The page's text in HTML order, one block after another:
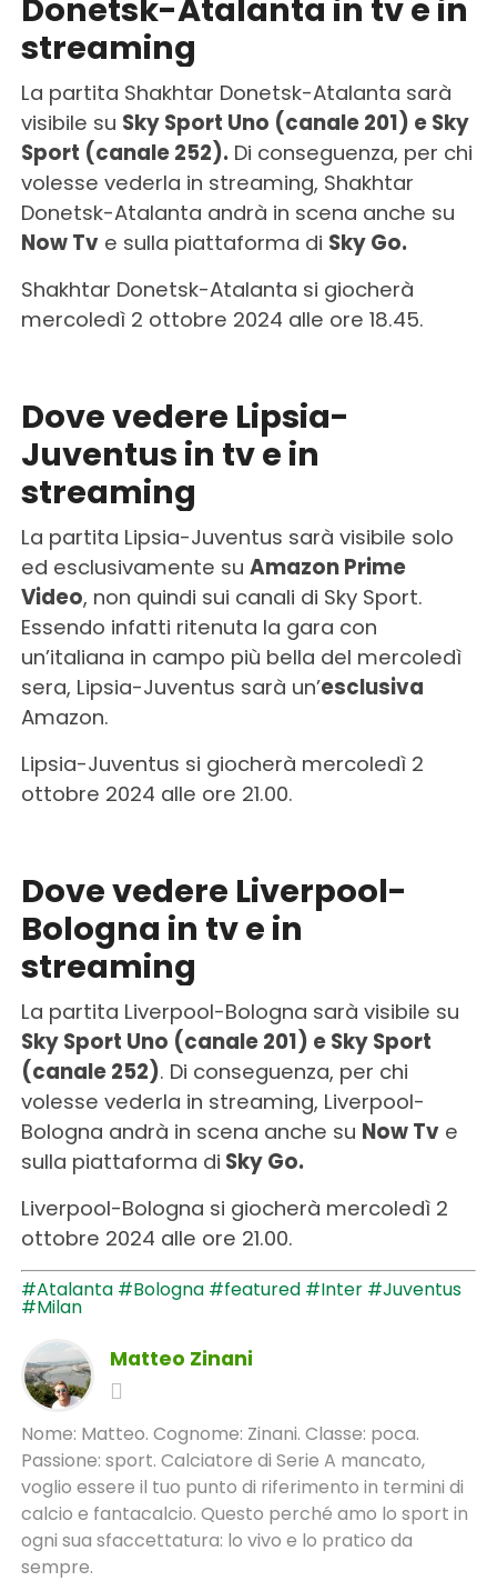
Donetsk-Atalanta in tv e in
streaming
La partita Shakhtar Donetsk-Atalanta sarà
visibile su Sky Sport Uno (canale 201) e Sky
Sport (canale 252). Di conseguenza, per chi
volesse vederla in streaming, Shakhtar
Donetsk-Atalanta andrà in scena anche su
Now Tve sulla piattaforma di Sky Go.
Shakhtar Donetsk-Atalanta si giocherà
mercoledì 2 ottobre 2024 alle ore 18.45.
Dove vedere Lipsia-
Juventus in tv e in
streaming
La partita Lipsia-Juventus sarà visibile solo
ed esclusivamente su Amazon Prime
Video, non quindi sui canali di Sky Sport.
Essendo infatti ritenuta la gara con
un’italiana in campo più bella del mercoledì
sera, Lipsia-Juventus sarà un’esclusiva
Amazon.
Lipsia-Juventus si giocherà mercoledì 2
ottobre 2024 alle ore 21.00.
Dove vedere Liverpool-
Bologna in tv e in
streaming
La partita Liverpool-Bologna sarà visibile su
Sky Sport Uno (canale 201) e Sky Sport
(canale 252). Di conseguenza, per chi
volesse vederla in streaming, Liverpool-
Bologna andrà in scena anche su Now Tve
sulla piattaforma di Sky Go.
Liverpool-Bologna si giocherà mercoledì 2
ottobre 2024 alle ore 21.00.
#Atalanta #Bologna #featured #Inter #Juventus
#Milan
Matteo Zinani
Nome: Matteo. Cognome: Zinani. Classe: poca.
Passione: sport. Calciatore di Serie A mancato,
voglio essere il tuo punto di riferimento in termini di
calcio e fantacalcio. Questo perché amo lo sport in
ogni sua sfaccettatura: lo vivo e lo pratico da
sempre.